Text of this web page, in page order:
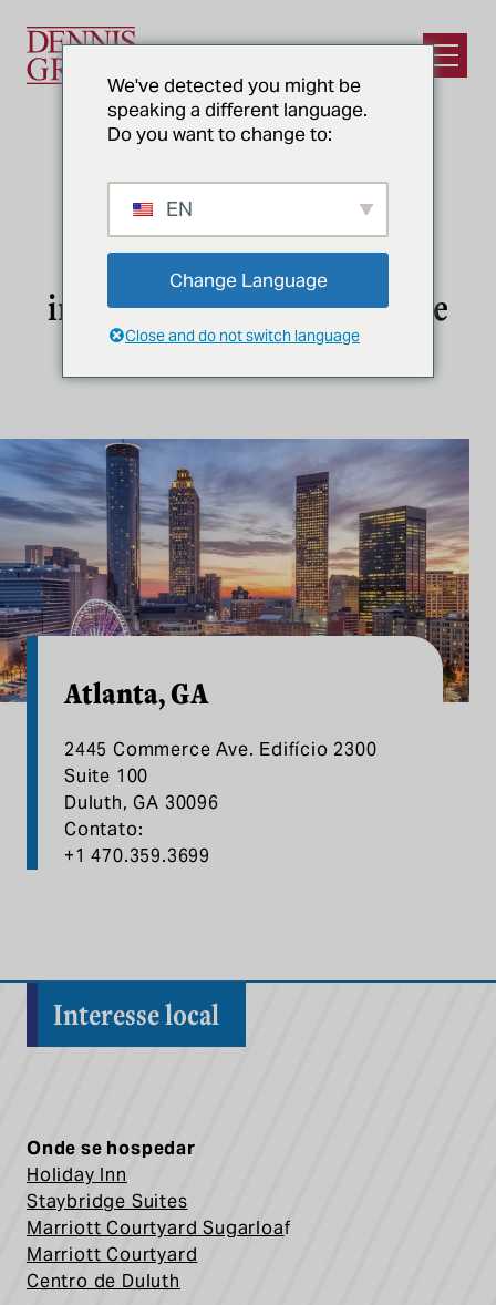
Abrir
ATLANTA, GA
Projeto e construção de
instalações para alimentos e
bebidas em Atlanta
Atlanta, GA
2445 Commerce Ave. Edifício 2300
Suite 100
Duluth, GA 30096
Contato:
+1 470.359.3699
Interesse local
Onde se hospedar
Holiday Inn
Staybridge Suites
Marriott Courtyard Sugarloaf
Marriott Courtyard
Centro de Duluth
We've detected you might be
speaking a different language.
Do you want to change to:
EN
Change Language
Close and do not switch language